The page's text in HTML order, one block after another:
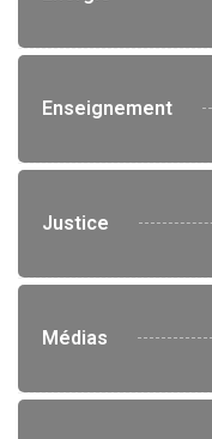
Enseignement
Justice
Médias